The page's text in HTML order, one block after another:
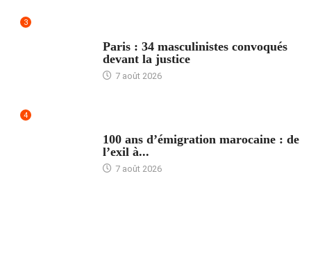
3
Paris : 34 masculinistes convoqués
devant la justice
7 août 2026
4
100 ans d’émigration marocaine : de
l’exil à...
7 août 2026